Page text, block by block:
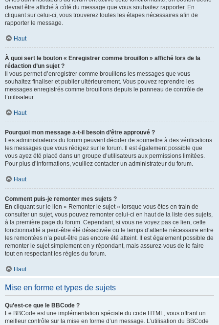
devrait être affiché à côté du message que vous souhaitez rapporter. En
cliquant sur celui-ci, vous trouverez toutes les étapes nécessaires afin de
rapporter le message.
Haut
À quoi sert le bouton « Enregistrer comme brouillon » affiché lors de la
rédaction d’un sujet ?
Il vous permet d’enregistrer comme brouillons les messages que vous
souhaitez finaliser et publier ultérieurement. Vous pouvez reprendre les
messages enregistrés comme brouillons depuis le panneau de contrôle de
l’utilisateur.
Haut
Pourquoi mon message a-t-il besoin d’être approuvé ?
Les administrateurs du forum peuvent décider de soumettre à des vérifications
les messages que vous rédigez sur le forum. Il est également possible que
vous ayez été placé dans un groupe d’utilisateurs aux permissions limitées.
Pour plus d’informations, veuillez contacter un administrateur du forum.
Haut
Comment puis-je remonter mes sujets ?
En cliquant sur le lien « Remonter le sujet » lorsque vous êtes en train de
consulter un sujet, vous pouvez remonter celui-ci en haut de la liste des sujets,
à la première page du forum. Cependant, si vous ne voyez pas ce lien, cette
fonctionnalité a peut-être été désactivée ou le temps d’attente nécessaire entre
les remontées n’a peut-être pas encore été atteint. Il est également possible de
remonter le sujet simplement en y répondant, mais assurez-vous de le faire
tout en respectant les règles du forum.
Haut
Mise en forme et types de sujets
Qu’est-ce que le BBCode ?
Le BBCode est une implémentation spéciale du code HTML, vous offrant un
meilleur contrôle sur la mise en forme d’un message. L’utilisation du BBCode